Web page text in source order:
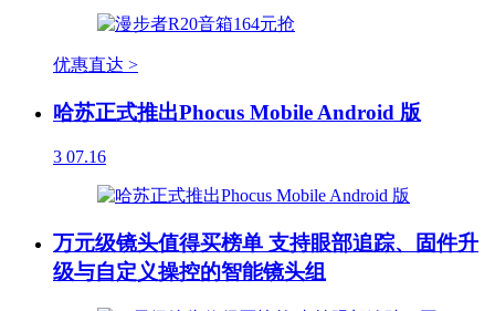
优惠直达 >
哈苏正式推出Phocus Mobile Android 版
3 07.16
万元级镜头值得买榜单 支持眼部追踪、固件升
级与自定义操控的智能镜头组